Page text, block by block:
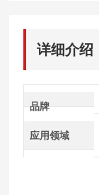
详细介绍
品牌
应用领域